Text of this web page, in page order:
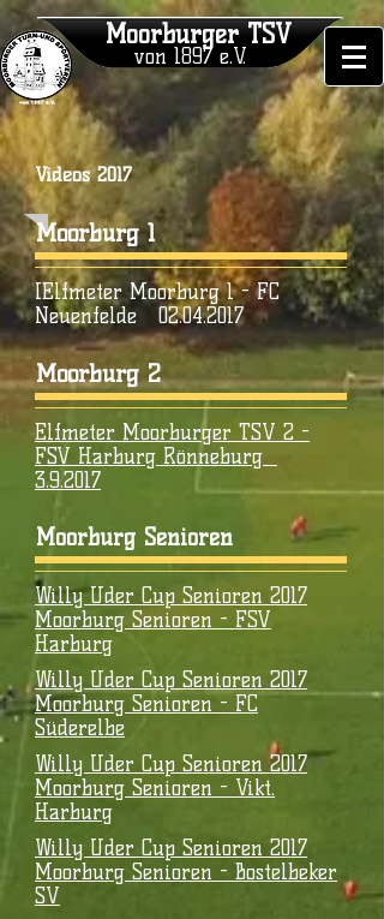
Moorburger TSV
von 1897 e.V.
Videos 2017
Moorburg 1
IElfmeter Moorburg 1 - FC
Neuenfelde 02.04.2017
Moorburg 2
Elfmeter Moorburger TSV 2 -
FSV Harburg Rönneburg
3.9.2017
Moorburg Senioren
Willy Uder Cup Senioren 2017
Moorburg Senioren - FSV
Harburg
Willy Uder Cup Senioren 2017
Moorburg Senioren - FC
Süderelbe
Willy Uder Cup Senioren 2017
Moorburg Senioren - Vikt.
Harburg
Willy Uder Cup Senioren 2017
Moorburg Senioren - Bostelbeker
SV